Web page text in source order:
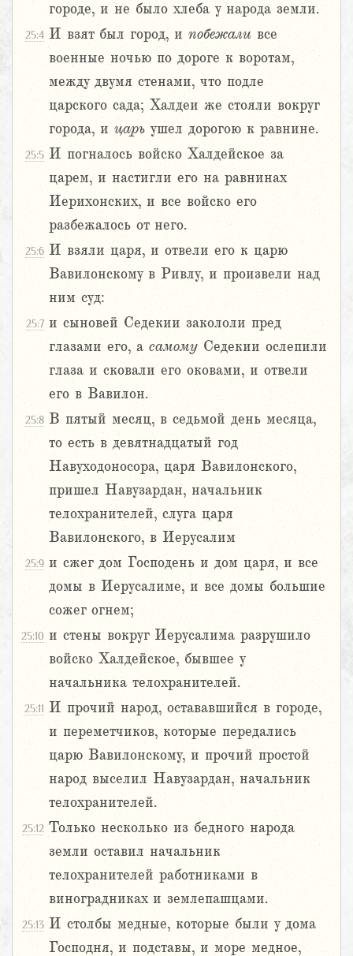
городе, и не было хлеба у народа земли.
25:4 И взят был город, и побежали все
военные ночью по дороге к воротам,
между двумя стенами, что подле
царского сада; Халдеи же стояли вокруг
города, и царь ушел дорогою к равнине.
25:5 И погналось войско Халдейское за
царем, и настигли его на равнинах
Иерихонских, и все войско его
разбежалось от него.
25:6 И взяли царя, и отвели его к царю
Вавилонскому в Ривлу, и произвели над
ним суд:
25:7 и сыновей Седекии закололи пред
глазами его, а самому Седекии ослепили
глаза и сковали его оковами, и отвели
его в Вавилон.
25:8 В пятый месяц, в седьмой день месяца,
то есть в девятнадцатый год
Навуходоносора, царя Вавилонского,
пришел Навузардан, начальник
телохранителей, слуга царя
Вавилонского, в Иерусалим
25:9 и сжег дом Господень и дом царя, и все
домы в Иерусалиме, и все домы большие
сожег огнем;
25:10 и стены вокруг Иерусалима разрушило
войско Халдейское, бывшее у
начальника телохранителей.
25:11 И прочий народ, остававшийся в городе,
и переметчиков, которые передались
царю Вавилонскому, и прочий простой
народ выселил Навузардан, начальник
телохранителей.
25:12 Только несколько из бедного народа
земли оставил начальник
телохранителей работниками в
виноградниках и землепашцами.
25:13 И столбы медные, которые были у дома
Господня, и подставы, и море медное,